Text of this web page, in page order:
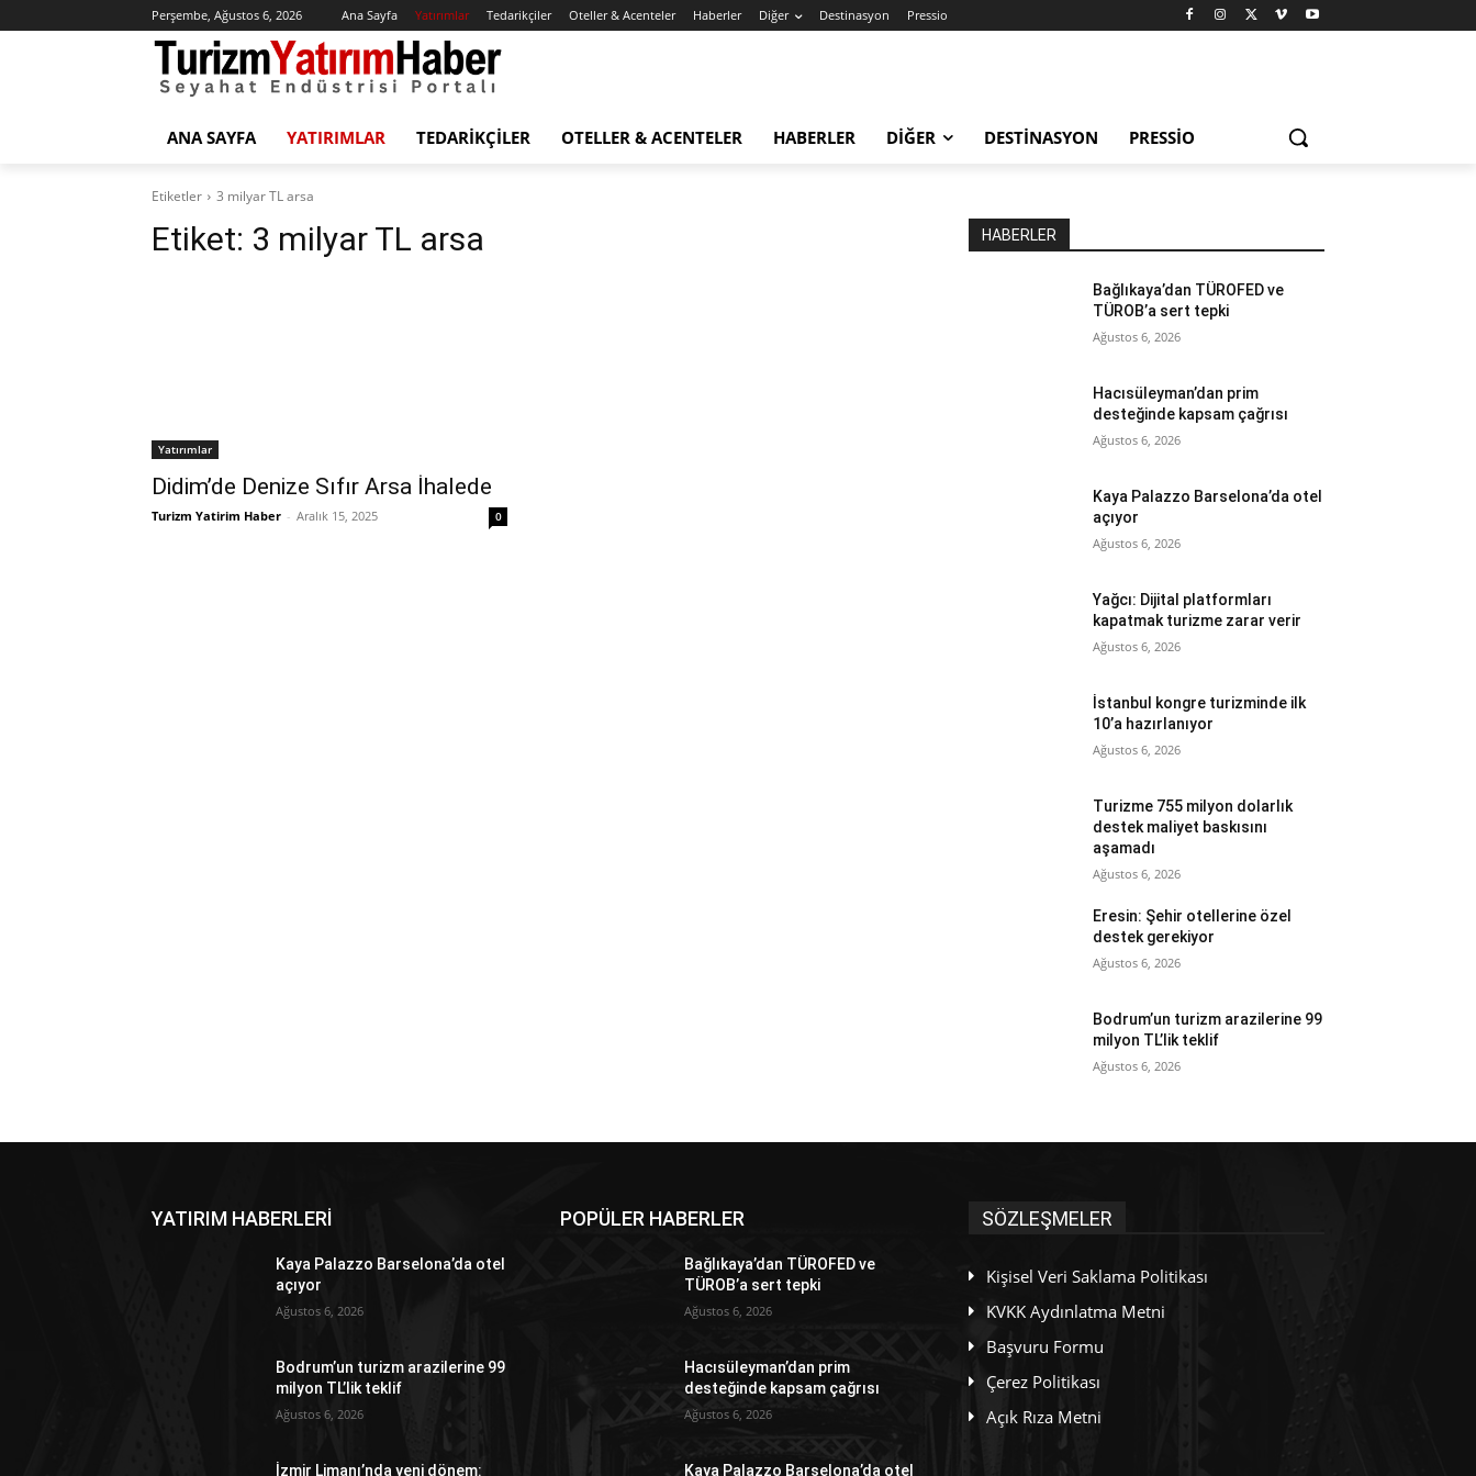
Perşembe, Ağustos 6, 2026 Ana Sayfa Yatırımlar Tedarikçiler Oteller & Acenteler Haberler Diğer Destinasyon Pressio
ANA SAYFA YATIRIMLAR TEDARIKÇILER OTELLER & ACENTELER HABERLER DIĞER DESTINASYON PRESSIO
Etiketler 3 milyar TL arsa
Etiket: 3 milyar TL arsa
Yatırımlar
Didim’de Denize Sıfır Arsa İhalede
Turizm Yatirim Haber - Aralık 15, 2025 0
HABERLER
Bağlıkaya’dan TÜROFED ve
TÜROB’a sert tepki
Ağustos 6, 2026
Hacısüleyman’dan prim
desteğinde kapsam çağrısı
Ağustos 6, 2026
Kaya Palazzo Barselona’da otel
açıyor
Ağustos 6, 2026
Yağcı: Dijital platformları
kapatmak turizme zarar verir
Ağustos 6, 2026
İstanbul kongre turizminde ilk
10’a hazırlanıyor
Ağustos 6, 2026
Turizme 755 milyon dolarlık
destek maliyet baskısını
aşamadı
Ağustos 6, 2026
Eresin: Şehir otellerine özel
destek gerekiyor
Ağustos 6, 2026
Bodrum’un turizm arazilerine 99
milyon TL’lik teklif
Ağustos 6, 2026
YATIRIM HABERLERİ
Kaya Palazzo Barselona’da otel
açıyor
Ağustos 6, 2026
Bodrum’un turizm arazilerine 99
milyon TL’lik teklif
Ağustos 6, 2026
İzmir Limanı’nda yeni dönem:
POPÜLER HABERLER
Bağlıkaya’dan TÜROFED ve
TÜROB’a sert tepki
Ağustos 6, 2026
Hacısüleyman’dan prim
desteğinde kapsam çağrısı
Ağustos 6, 2026
Kaya Palazzo Barselona’da otel
SÖZLEŞMELER
Kişisel Veri Saklama Politikası
KVKK Aydınlatma Metni
Başvuru Formu
Çerez Politikası
Açık Rıza Metni